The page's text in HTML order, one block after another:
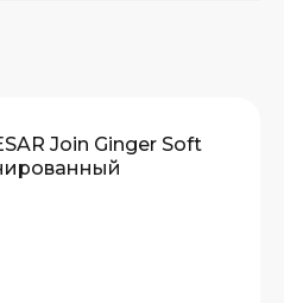
Join Ginger Soft